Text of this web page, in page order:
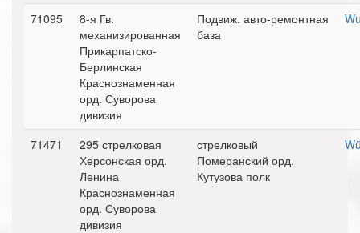
71095
8-я Гв.
механизированная
Прикарпатско-
Берлинская
Краснознаменная
орд. Суворова
дивизия
Подвиж. авто-ремонтная
база
71471
295 стрелковая
Херсонская орд.
Ленина
Краснознаменная
орд. Суворова
дивизия
стрелковый
Померанский орд.
Кутузова полк